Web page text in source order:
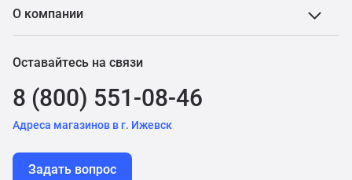
О компании
Оставайтесь на связи
8 (800) 551-08-46
Адреса магазинов в г. Ижевск
Задать вопрос